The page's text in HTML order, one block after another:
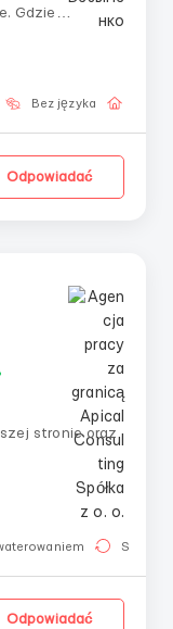
wielu spędza
Bez języka
Odpowiadać
stronie oraz
o pracę📍
systemów
Stała
Odpowiadać